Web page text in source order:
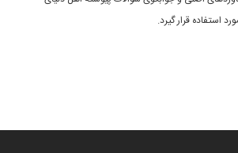
قرار گیرد.